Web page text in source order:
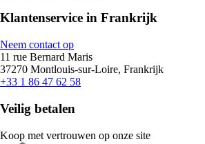
Klantenservice in Frankrijk
Neem contact op
11 rue Bernard Maris
37270 Montlouis-sur-Loire, Frankrijk
+33 1 86 47 62 58
Veilig betalen
Koop met vertrouwen op onze site